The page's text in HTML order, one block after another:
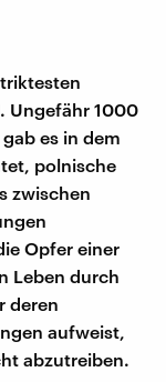
Ungefähr 1000
es in dem
polnische
zwischen
Opfer einer
Leben durch
deren
aufweist,
abzutreiben.